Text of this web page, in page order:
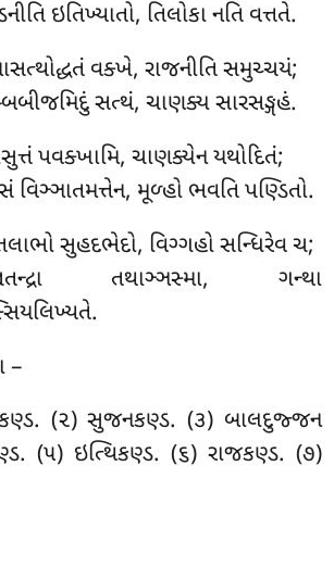
ઇતિખ્યાતો, તિલોકા નતિ વત્તતે.
વક્ખે, રાજનીતિ સમુચ્ચયં;
સત્થં, ચાણક્ય સારસઙ્ગહં.
પવક્ખામિ, ચાણક્યેન યથોદિતં;
વિઞ્ઞાતમત્તેન, મૂળ્હો ભવતિ પણ્ડિતો.
સુહદભેદો, વિગ્ગહો સન્ધિરેવ ચ;
તથાઞ્ઞસ્મા, ગન્થા
–
(૨) સુજનકણ્ડ. (૩) બાલદુજ્જન
(૫) ઇત્થિકણ્ડ. (૬) રાજકણ્ડ. (૭)